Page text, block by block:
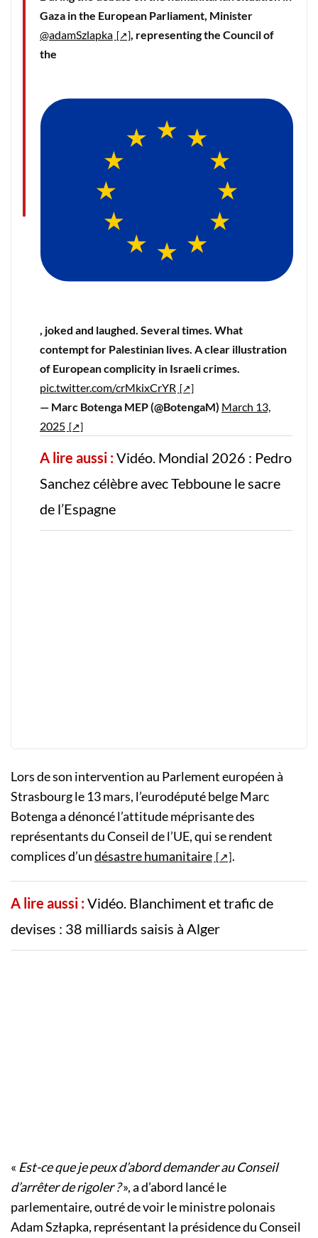
Gaza in the European Parliament, Minister
@adamSzlapka
, representing the Council of
the
, joked and laughed. Several times. What
contempt for Palestinian lives. A clear illustration
of European complicity in Israeli crimes.
pic.twitter.com/crMkixCrYR
— Marc Botenga MEP (@BotengaM) March 13,
2025
A lire aussi :Vidéo. Mondial 2026 : Pedro
Sanchez célèbre avec Tebboune le sacre
de l’Espagne
Lors de son intervention au Parlement européen à
Strasbourg le 13 mars, l’eurodéputé belge Marc
Botenga a dénoncé l’attitude méprisante des
représentants du Conseil de l’UE, qui se rendent
complices d’undésastre humanitaire .
A lire aussi :Vidéo. Blanchiment et trafic de
devises : 38 milliards saisis à Alger
« Est-ce que je peux d’abord demander au Conseil
d’arrêter de rigoler ?», a d’abord lancé le
parlementaire, outré de voir le ministre polonais
Adam Szłapka, représentant la présidence du Conseil